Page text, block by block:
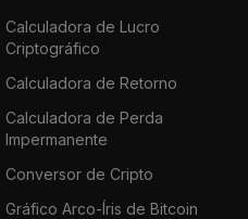
Calculadora de Lucro
Criptográfico
Calculadora de Retorno
Calculadora de Perda
Impermanente
Conversor de Cripto
Gráfico Arco-Íris de Bitcoin